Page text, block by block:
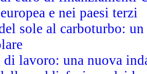
e nei paesi terzi
sole al carboturbo:
di lavoro: una nuova